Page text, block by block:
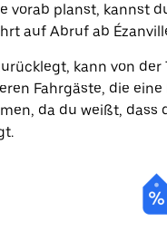
vorab planst, kannst
auf Abruf ab
kann von
Fahrgäste, die
da du weißt, dass